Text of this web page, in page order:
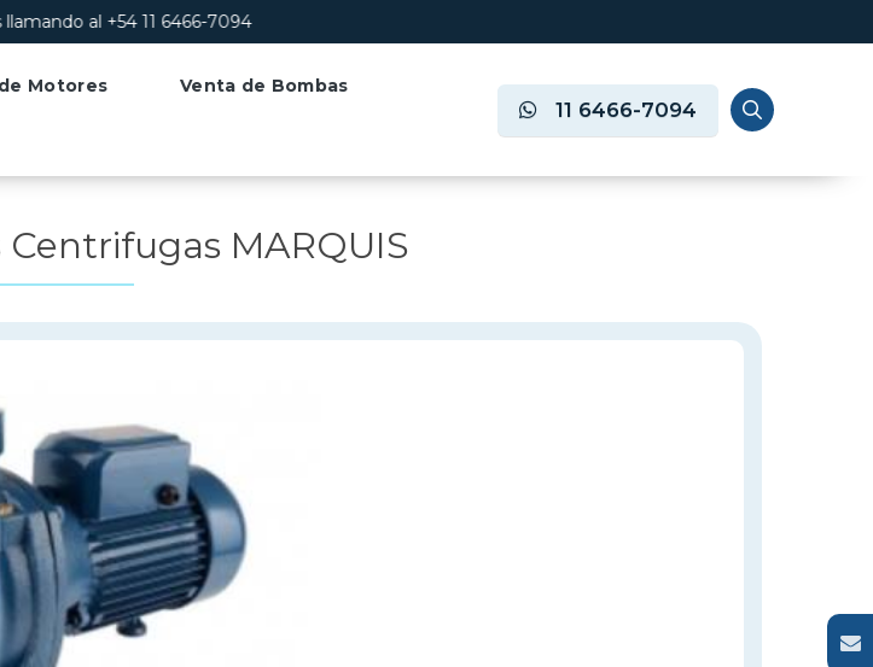
al +54 11 6466-7094
11 6466-7094
Motores Venta de Bombas
MARQUIS